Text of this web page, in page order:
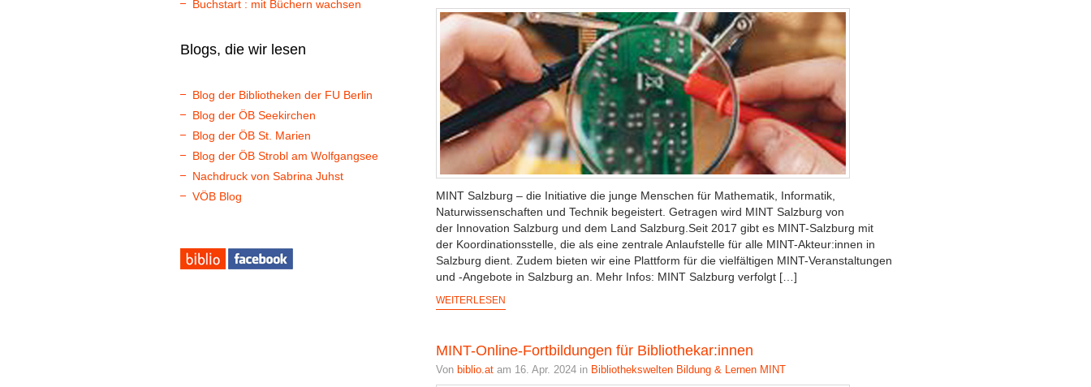
Buchstart : mit Büchern wachsen
Blogs, die wir lesen
Blog der Bibliotheken der FU Berlin
Blog der ÖB Seekirchen
Blog der ÖB St. Marien
Blog der ÖB Strobl am Wolfgangsee
Nachdruck von Sabrina Juhst
VÖB Blog
MINT Salzburg – die Initiative die junge Menschen für Mathematik, Informatik,
Naturwissenschaften und Technik begeistert. Getragen wird MINT Salzburg von
der Innovation Salzburg und dem Land Salzburg.Seit 2017 gibt es MINT-Salzburg mit
der Koordinationsstelle, die als eine zentrale Anlaufstelle für alle MINT-Akteur:innen in
Salzburg dient. Zudem bieten wir eine Plattform für die vielfältigen MINT-Veranstaltungen
und -Angebote in Salzburg an. Mehr Infos: MINT Salzburg verfolgt […]
WEITERLESEN
MINT-Online-Fortbildungen für Bibliothekar:innen
Von biblio.at am 16. Apr. 2024 in Bibliothekswelten Bildung & Lernen MINT